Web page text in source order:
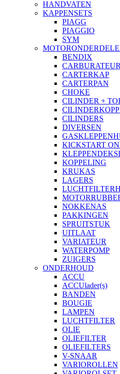
HANDVATEN
KAPPENSETS
PIAGG
PIAGGIO
SYM
BENDIX
CARBURATEUR
CARTERKAP
CARTERPAN
CHOKE
CILINDER +
CILINDERS
DIVERSEN
KICKSTART
KOPPELING
KRUKAS
LAGERS
NOKKENAS
PAKKINGEN
SPRUITSTUK
UITLAAT
VARIATEUR
WATERPOMP
ZUIGERS
ONDERHOUD
ACCU
ACCUlader(s)
BANDEN
BOUGIE
LAMPEN
LUCHTFILTER
OLIE
OLIEFILTER
OLIEFILTERS
V-SNAAR
VARIOROLLEN